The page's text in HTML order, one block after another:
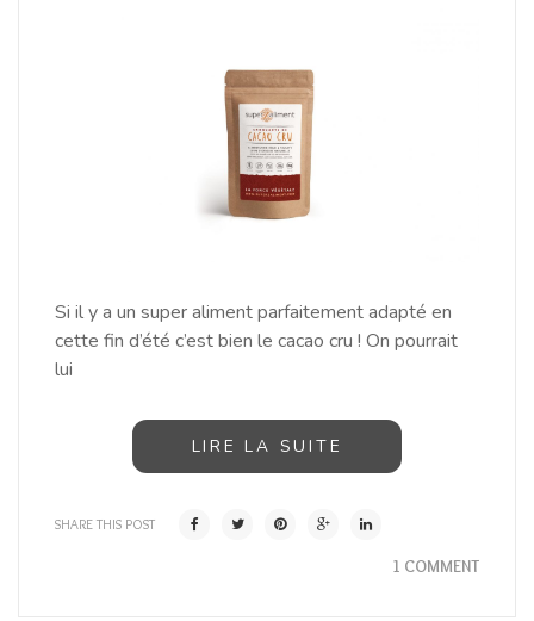
Si il y a un super aliment parfaitement adapté en
cette fin d’été c’est bien le cacao cru ! On pourrait
lui
LIRE LA SUITE
SHARE THIS POST
1 COMMENT